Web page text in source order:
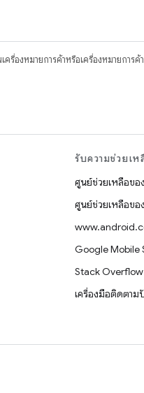
รื่องหมายการค้าหรือเครื่องหมายการ
รับความช่วยเห
ศูนย์ช่วยเหลือขอ
ศูนย์ช่วยเหลือขอ
Google Mobile
Stack Overflow
เครื่องมือติดตา